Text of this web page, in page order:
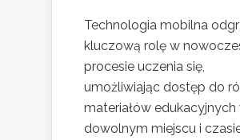
Technologia mobilna
kluczową rolę w
procesie uczenia się,
umożliwiając dostęp do
materiałów edukacyjnych
dowolnym miejscu i